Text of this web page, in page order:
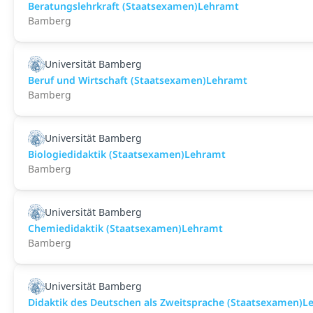
Beratungslehrkraft (Staatsexamen)Lehramt
Bamberg
Universität Bamberg
Beruf und Wirtschaft (Staatsexamen)Lehramt
Bamberg
Universität Bamberg
Biologiedidaktik (Staatsexamen)Lehramt
Bamberg
Universität Bamberg
Chemiedidaktik (Staatsexamen)Lehramt
Bamberg
Universität Bamberg
Didaktik des Deutschen als Zweitsprache